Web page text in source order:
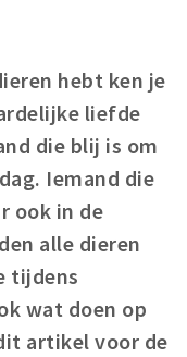
hebt ken je
liefde
die blij is om
Iemand die
ook in de
alle dieren
tijdens
wat doen op
artikel voor de